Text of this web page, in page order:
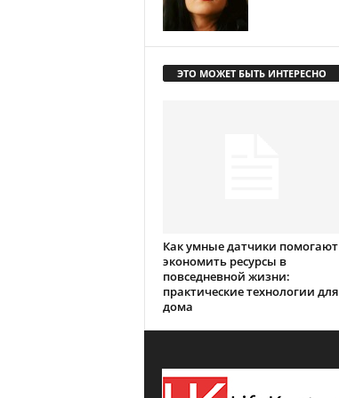
ЭТО МОЖЕТ БЫТЬ ИНТЕРЕСНО
Как умные датчики помогают
экономить ресурсы в
повседневной жизни:
практические технологии для
дома